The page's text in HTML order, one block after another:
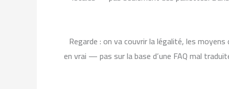
Regarde : on va couvrir la légalité, les
en vrai — pas sur la base d’une FAQ mal